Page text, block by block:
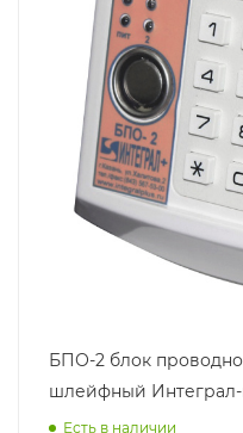
БПО-2 блок
шлейфный
Есть в наличии